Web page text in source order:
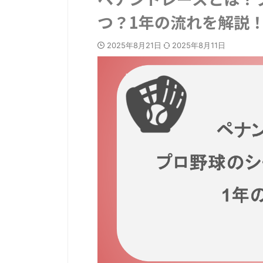
つ？1年の流れを解説
2025年8月21日 2025年8月11日